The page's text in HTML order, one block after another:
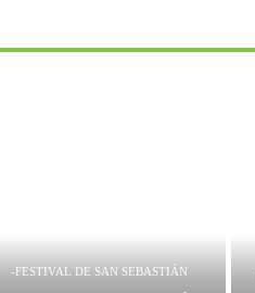
-FESTIVAL DE SAN SEBASTIÁN